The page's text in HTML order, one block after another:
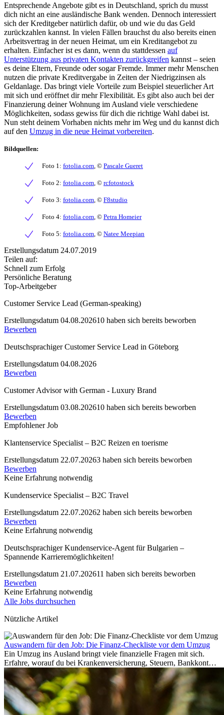
Entsprechende Angebote gibt es in Deutschland, sprich du musst
dich nicht an eine ausländische Bank wenden. Dennoch interessiert
sich der Kreditgeber natürlich dafür, ob und wie du das Geld
zurückzahlen kannst. In vielen Fällen brauchst du also bereits einen
Arbeitsvertrag in der neuen Heimat, um ein Kreditangebot zu
erhalten. Einfacher ist es dann, wenn du stattdessen auf
Unterstützung aus privaten Kontakten zurückgreifen kannst – seien
es deine Eltern, Freunde oder sogar Fremde. Immer mehr Menschen
nutzen die private Kreditvergabe in Zeiten der Niedrigzinsen als
Geldanlage. Das bringt viele Vorteile zum Beispiel steuerlicher Art
mit sich und eröffnet dir mehr Flexibilität. Es gibt also auch bei der
Finanzierung deiner Wohnung im Ausland viele verschiedene
Möglichkeiten, sodass gewiss für dich die richtige Wahl dabei ist.
Nun steht deinem Vorhaben nichts mehr im Weg und du kannst dich
auf den Umzug in die neue Heimat vorbereiten.
Bildquellen:
Foto 1: fotolia.com , © Pascale Gueret
Foto 2: fotolia.com , © rcfotostock
Foto 3: fotolia.com , © F8studio
Foto 4: fotolia.com , © Petra Homeier
Foto 5: fotolia.com , © Natee Meepian
Erstellungsdatum 24.07.2019
Teilen auf:
Schnell zum Erfolg
Persönliche Beratung
Top-Arbeitgeber
Customer Service Lead (German-speaking)
Erstellungsdatum 04.08.202610 haben sich bereits beworben
Bewerben
Deutschsprachiger Customer Service Lead in Göteborg
Erstellungsdatum 04.08.2026
Bewerben
Customer Advisor with German - Luxury Brand
Erstellungsdatum 03.08.202610 haben sich bereits beworben
Bewerben
Empfohlener Job
Klantenservice Specialist – B2C Reizen en toerisme
Erstellungsdatum 22.07.20263 haben sich bereits beworben
Bewerben
Keine Erfahrung notwendig
Kundenservice Specialist – B2C Travel
Erstellungsdatum 22.07.20262 haben sich bereits beworben
Bewerben
Keine Erfahrung notwendig
Deutschsprachiger Kundenservice-Agent für Bulgarien –
Spannende Karrieremöglichkeiten!
Erstellungsdatum 21.07.202611 haben sich bereits beworben
Bewerben
Keine Erfahrung notwendig
Alle Jobs durchsuchen
Nützliche Artikel
Auswandern für den Job: Die Finanz-Checkliste vor dem Umzug
Ein Umzug ins Ausland bringt viele finanzielle Fragen mit sich.
Erfahre, worauf du bei Krankenversicherung, Steuern, Bankkonto,
Rücklagen und Budgetplanung achten solltest, damit dein Neustart
im Ausland reibungslos gelingt.